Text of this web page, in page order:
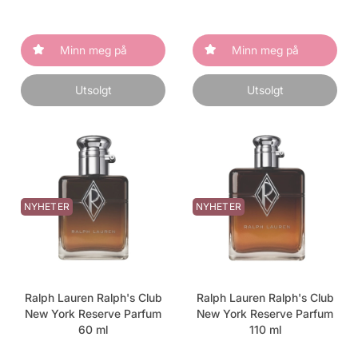
Minn meg på
Utsolgt
Minn meg på
Utsolgt
NYHETER
Ralph Lauren Ralph's Club
New York Reserve Parfum
60 ml
NYHETER
Ralph Lauren Ralph's Club
New York Reserve Parfum
110 ml